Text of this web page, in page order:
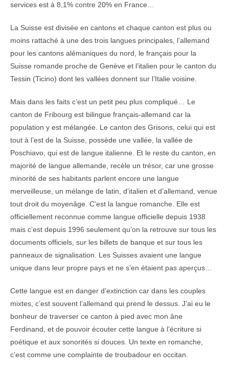
services est à 8,1% contre 20% en France…
La Suisse est divisée en cantons et chaque canton est plus ou
moins rattaché à une des trois langues principales, l’allemand
pour les cantons alémaniques du nord, le français pour la
Suisse romande proche de Genève et l’italien pour le canton du
Tessin (Ticino) dont les vallées donnent sur l’Italie voisine.
Mais dans les faits c’est un petit peu plus compliqué… Le
canton de Fribourg est bilingue français-allemand car la
population y est mélangée. Le canton des Grisons, celui qui est
tout à l’est de la Suisse, possède une vallée, la vallée de
Poschiavo, qui est de langue italienne. Et le reste du canton, en
majorité de langue allemande, recèle un trésor, car une grosse
minorité de ses habitants parlent encore une langue
merveilleuse, un mélange de latin, d’italien et d’allemand, venue
tout droit du moyenâge. C’est la langue romanche. Elle est
officiellement reconnue comme langue officielle depuis 1938
mais c’est depuis 1996 seulement qu’on la retrouve sur tous les
documents officiels, sur les billets de banque et sur tous les
panneaux de signalisation. Les Suisses avaient une langue
unique dans leur propre pays et ne s’en étaient pas aperçus…
Cette langue est en danger d’extinction car dans les couples
mixtes, c’est souvent l’allemand qui prend le dessus. J’ai eu le
bonheur de traverser ce canton à pied avec mon âne
Ferdinand, et de pouvoir écouter cette langue à l’écriture si
poétique et aux sonorités si douces. Un texte en romanche,
c’est comme une complainte de troubadour en occitan.